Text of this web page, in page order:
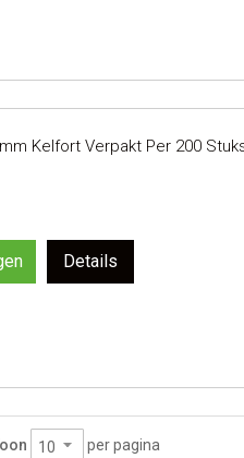
Kelfort Verpakt Per 200
Details
per pagina